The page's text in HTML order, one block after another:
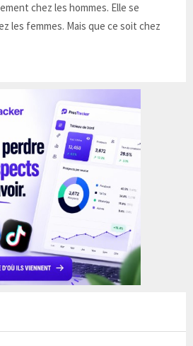
chez les hommes. Elle se
les femmes. Mais que ce soit chez